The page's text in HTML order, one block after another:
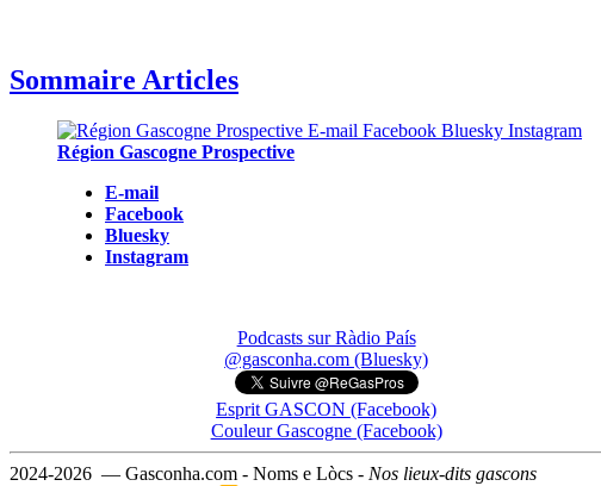
Sommaire Articles
Région Gascogne Prospective
E-mail
Facebook
Bluesky
Instagram
Podcasts sur Ràdio País
@gasconha.com (Bluesky)
Esprit GASCON (Facebook)
Couleur Gascogne (Facebook)
2024-2026 — Gasconha.com - Noms e Lòcs - Nos lieux-dits gascons